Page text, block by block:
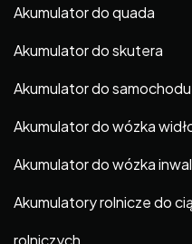
Akumulator do quada
Akumulator do skutera
Akumulator do
Akumulator do wózka
Akumulator do wózka
Akumulatory rolnicze do